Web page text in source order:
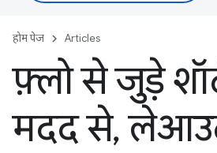
होम पेज Articles
फ़्लो से जुड़े
मदद से,